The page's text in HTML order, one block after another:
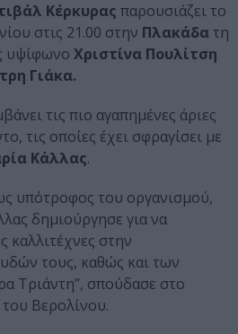
Κέρκυρας παρουσιάζει το
στις 21.00 στην Πλακάδα τη
υψίφωνο Χριστίνα Πουλίτση
Γιάκα.
τις πιο αγαπημένες άριες
τις οποίες έχει σφραγίσει με
Κάλλας.
υπότροφος του οργανισμού,
δημιούργησε για να
καλλιτέχνες στην
τους, καθώς και των
Τριάντη”, σπούδασε στο
Βερολίνου.